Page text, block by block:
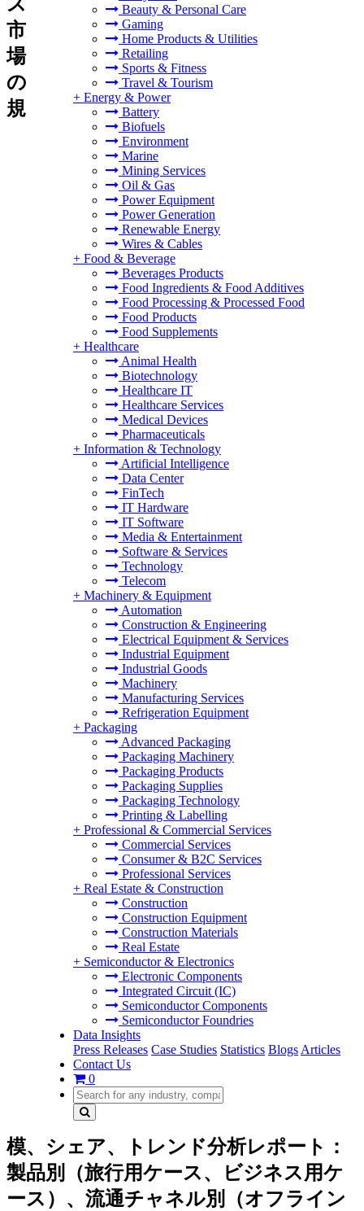
Beauty & Personal Care
Gaming
Home Products & Utilities
Retailing
Sports & Fitness
Travel & Tourism
+ Energy & Power
Battery
Biofuels
Environment
Marine
Mining Services
Oil & Gas
Power Equipment
Power Generation
Renewable Energy
Wires & Cables
+ Food & Beverage
Beverages Products
Food Ingredients & Food Additives
Food Processing & Processed Food
Food Products
Food Supplements
+ Healthcare
Animal Health
Biotechnology
Healthcare IT
Healthcare Services
Medical Devices
Pharmaceuticals
+ Information & Technology
Artificial Intelligence
Data Center
FinTech
IT Hardware
IT Software
Media & Entertainment
Software & Services
Technology
Telecom
+ Machinery & Equipment
Automation
Construction & Engineering
Electrical Equipment & Services
Industrial Equipment
Industrial Goods
Machinery
Manufacturing Services
Refrigeration Equipment
+ Packaging
Advanced Packaging
Packaging Machinery
Packaging Products
Packaging Supplies
Packaging Technology
Printing & Labelling
+ Professional & Commercial Services
Commercial Services
Consumer & B2C Services
Professional Services
+ Real Estate & Construction
Construction
Construction Equipment
Construction Materials
Real Estate
+ Semiconductor & Electronics
Electronic Components
Integrated Circuit (IC)
Semiconductor Components
Semiconductor Foundries
Data Insights
Press Releases Case Studies Statistics Blogs Articles
Contact Us
0
市
場
の
規
模、シェア、トレンド分析レポート：
製品別（旅行用ケース、ビジネス用ケ
ース）、流通チャネル別（オフライン